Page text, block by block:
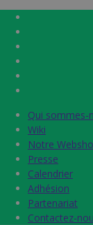
Qui sommes-
Wiki
Notre
Presse
Calendrier
Adhésion
Partenariat
Contactez-
Qui sommes-
Wiki
Notre
Presse
Calendrier
Adhésion
Partenariat
Contactez-